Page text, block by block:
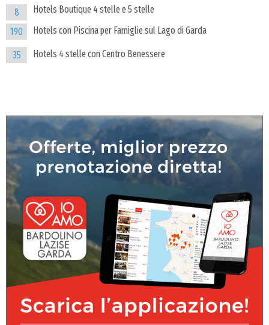
8
Hotels Boutique 4 stelle e 5 stelle
190
Hotels con Piscina per Famiglie sul Lago di Garda
35 Hotels 4 stelle con Centro Benessere